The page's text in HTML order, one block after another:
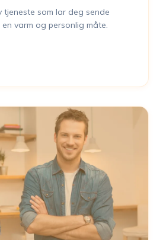
tjeneste som lar deg sende
varm og personlig måte.